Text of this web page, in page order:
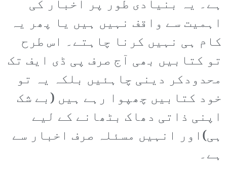
ہے۔ یہ بنیادی طور پر اخبار کی
اہمیت سے واقف نہیں ہیں یا پھر یہ
کام ہی نہیں کرنا چاہتے۔ اس طرح
تو کتابیں بھی آج صرف پی ڈی ایف تک
محدودکر دینی چاہئیں بلکہ یہ تو
خود کتابیں چھپوا رہے ہیں (بے شک
اپنی ذاتی دھاک بٹھانے کے لیے
ہی)اور انہیں مسئلہ صرف اخبار سے
ہے۔